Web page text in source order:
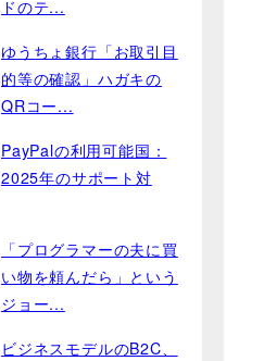
ドのテ...
ゆうちょ銀行「お取引目
的等の確認」ハガキの
QRコー...
PayPalの利用可能国：
2025年のサポート対
「プログラマーの夫に買
い物を頼んだら」という
ジョー...
ビジネスモデルのB2C、